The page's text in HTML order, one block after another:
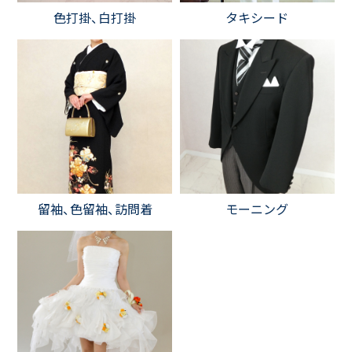
色打掛、白打掛 タキシード
留袖、色留袖、訪問着 モーニング